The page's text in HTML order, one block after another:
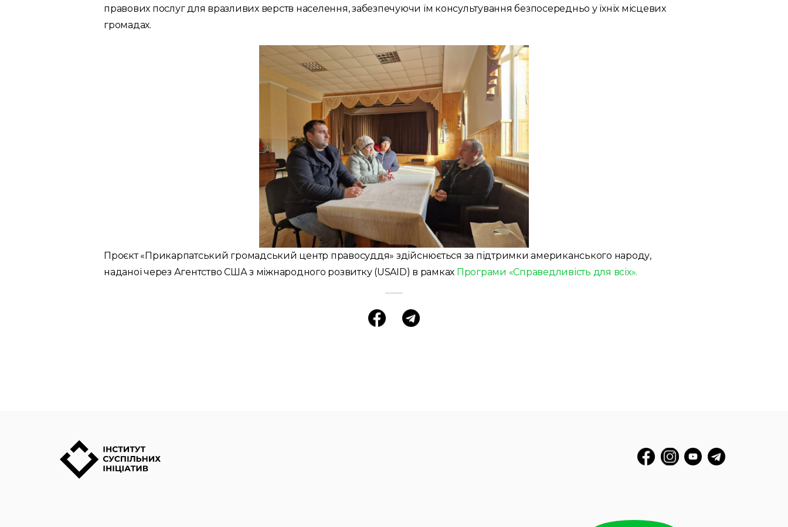
правових послуг для вразливих верств населення, забезпечуючи їм консультування безпосередньо у їхніх місцевих
громадах.
Проєкт «Прикарпатський громадський центр правосуддя» здійснюється за підтримки американського народу,
наданої через Агентство США з міжнародного розвитку (USAID) в рамках Програми «Справедливість для всіх».